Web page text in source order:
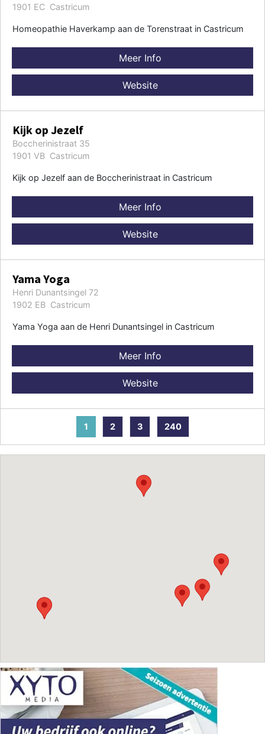
1901 EC Castricum
Homeopathie Haverkamp aan de Torenstraat in Castricum
Meer Info
Website
Kijk op Jezelf
Boccherinistraat 35
1901 VB Castricum
Kijk op Jezelf aan de Boccherinistraat in Castricum
Meer Info
Website
Yama Yoga
Henri Dunantsingel 72
1902 EB Castricum
Yama Yoga aan de Henri Dunantsingel in Castricum
Meer Info
Website
1 2 3 240